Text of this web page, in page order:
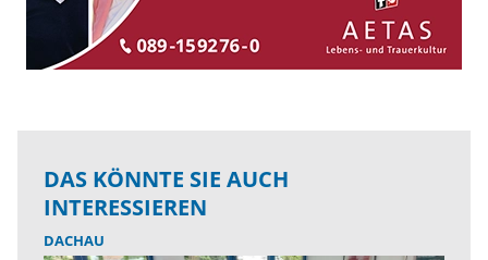
DAS KÖNNTE SIE AUCH
INTERESSIEREN
DACHAU